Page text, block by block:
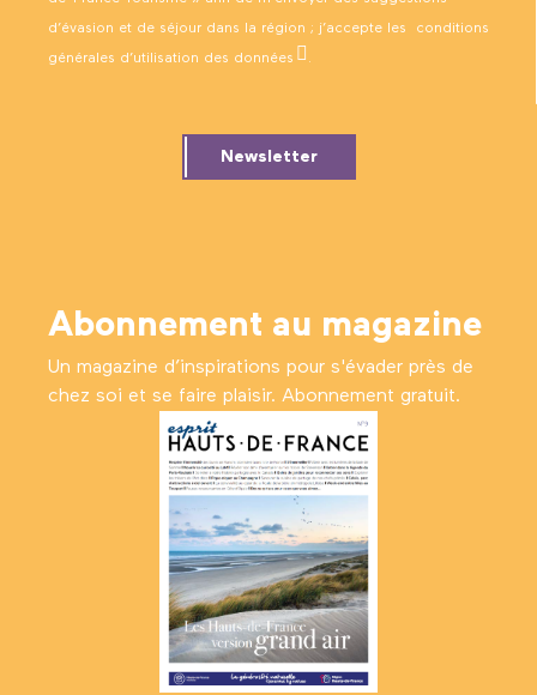
d’évasion et de séjour dans la région ; j’accepte les conditions
générales d’utilisation des données .
Newsletter
Abonnement au magazine
Un magazine d’inspirations pour s'évader près de
chez soi et se faire plaisir. Abonnement gratuit.